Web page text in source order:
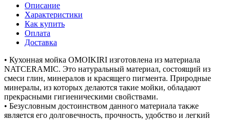
Описание
Характеристики
Как купить
Оплата
Доставка
• Кухонная мойка OMOIKIRI изготовлена из материала
NATCERAMIC. Это натуральный материал, состоящий из
смеси глин, минералов и красящего пигмента. Природные
минералы, из которых делаются такие мойки, обладают
прекрасными гигиеническими свойствами.
• Безусловным достоинством данного материала также
является его долговечность, прочность, удобство и легкий